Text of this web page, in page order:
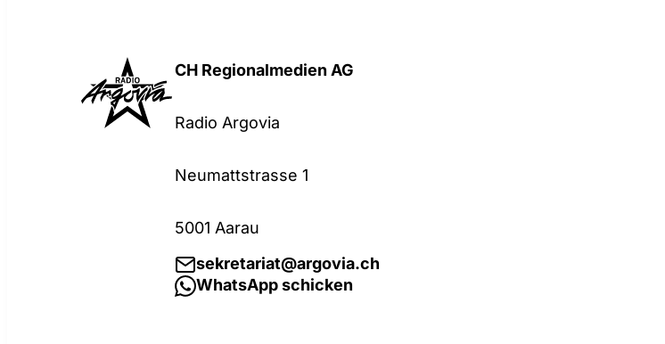
CH Regionalmedien AG
Radio Argovia
Neumattstrasse 1
5001 Aarau
sekretariat@argovia.ch
WhatsApp schicken